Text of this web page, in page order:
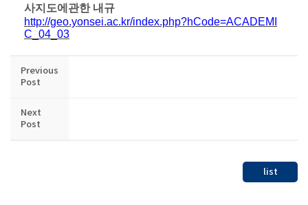
사지도에관한 내규
http://geo.yonsei.ac.kr/index.php?hCode=ACADEMI
C_04_03
Previous
Post
Next
Post
list